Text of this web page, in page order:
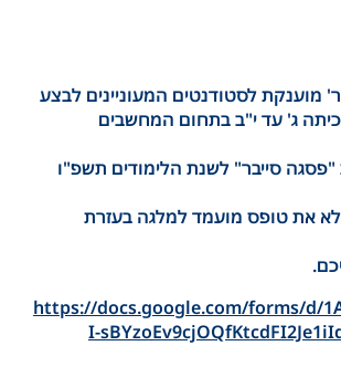
מוענקת לסטודנטים המעוניינים לבצע
ג' עד י"ב בתחום המחשבים
סייבר" לשנת הלימודים תשפ"ו
את טופס מועמד למלגה בעזרת
https://docs.google.com/forms/d/
I-